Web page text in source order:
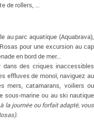
de rollers, ...
au parc aquatique (Aquabrava),
pour une excursion au cap
en bord de mer...
des criques inaccessibles
effluves de monoï, naviguez au
mers, catamarans, voiliers ou
sous-marine ou au ski nautique
la journée ou forfait adapté, vous
.